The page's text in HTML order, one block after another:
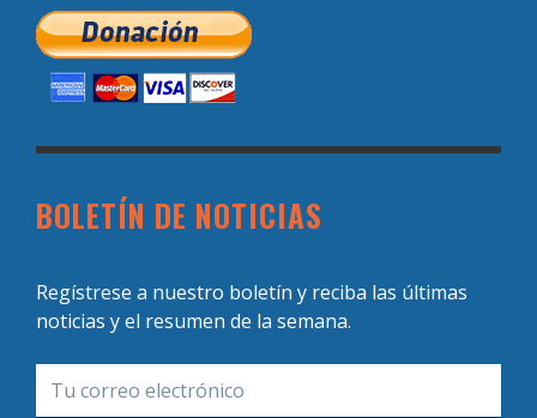
BOLETÍN DE NOTICIAS
Regístrese a nuestro boletín y reciba las últimas
noticias y el resumen de la semana.